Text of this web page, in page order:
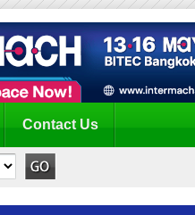
Contact Us